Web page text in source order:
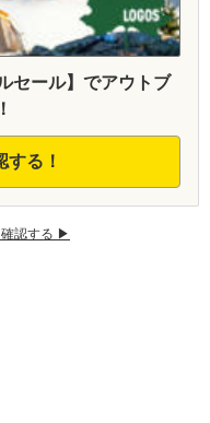
セール】でアウトブ
する！
認する ▶︎